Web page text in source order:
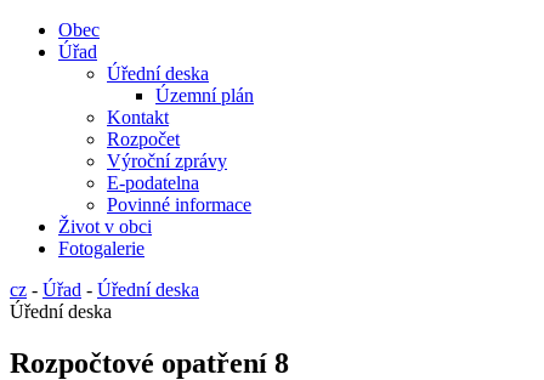
Obec
Úřad
Úřední deska
Územní plán
Kontakt
Rozpočet
Výroční zprávy
E-podatelna
Povinné informace
Život v obci
Fotogalerie
cz - Úřad - Úřední deska
Úřední deska
Rozpočtové opatření 8